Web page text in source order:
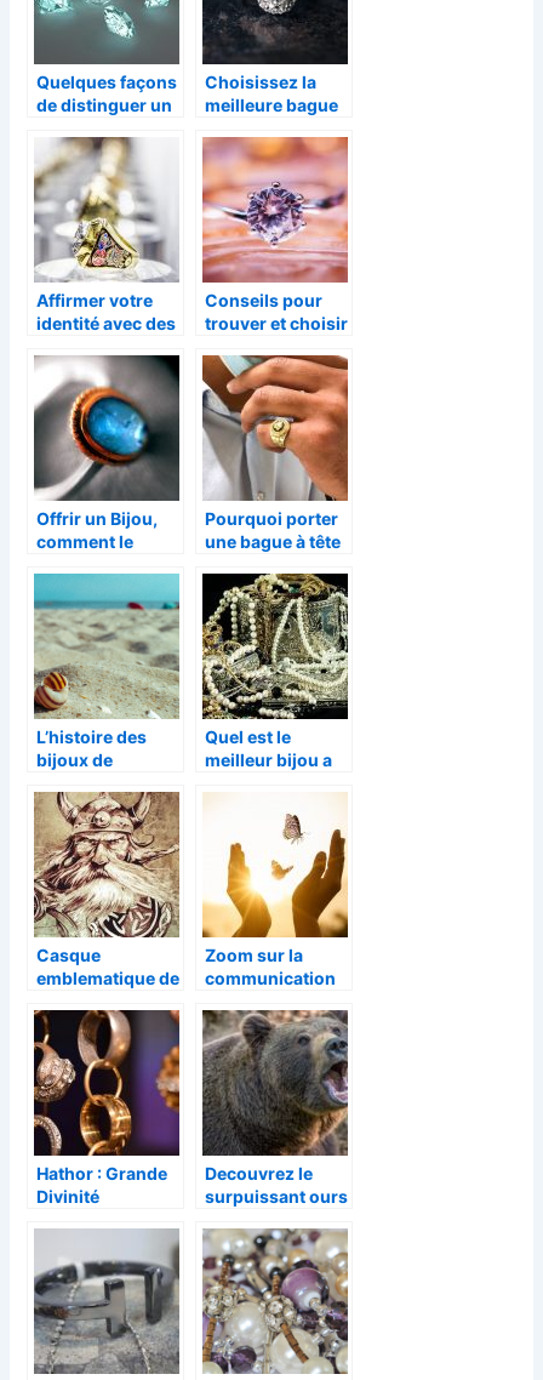
Quelques façons
de distinguer un
d’un vrai sur un
bijou
Choisissez la
meilleure bague
pour votre moitié
Affirmer votre
identité avec des
Conseils pour
trouver et choisir
en ligne
Offrir un Bijou,
comment le
Pourquoi porter
une bague à tête
L’histoire des
bijoux de
Quel est le
meilleur bijou a
Casque
emblematique de
l’aegishjalmur
Zoom sur la
communication
Hathor : Grande
Divinité
Decouvrez le
surpuissant ours